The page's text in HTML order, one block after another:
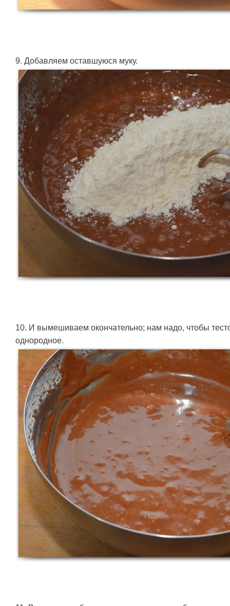
9. Добавляем оставшуюся муку.
10. И вымешиваем окончательно; нам надо, чтобы
однородное.